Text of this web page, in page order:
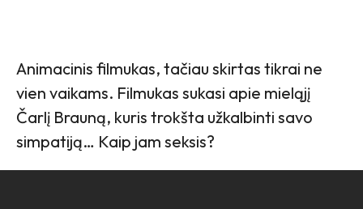
Animacinis filmukas, tačiau skirtas tikrai ne
vien vaikams. Filmukas sukasi apie mieląjį
Čarlį Brauną, kuris trokšta užkalbinti savo
simpatiją… Kaip jam seksis?